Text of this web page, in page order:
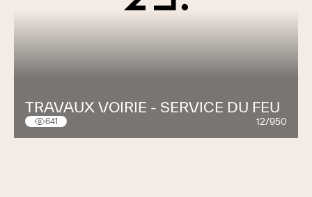
TRAVAUX VOIRIE - SERVICE DU FEU
641 12/950